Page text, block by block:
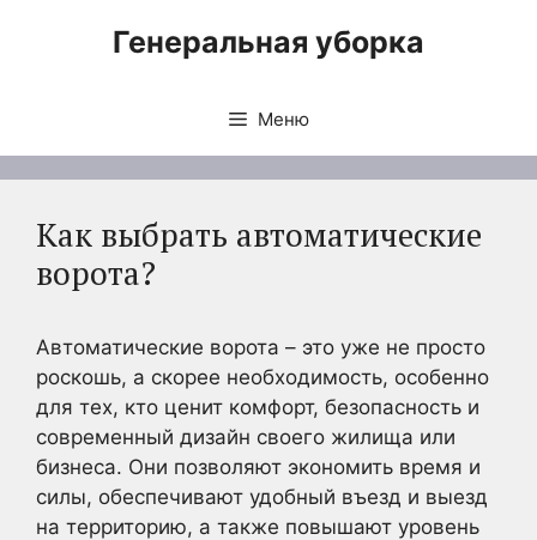
Генеральная уборка
Меню
Как выбрать автоматические
ворота?
Автоматические ворота – это уже не просто
роскошь, а скорее необходимость, особенно
для тех, кто ценит комфорт, безопасность и
современный дизайн своего жилища или
бизнеса. Они позволяют экономить время и
силы, обеспечивают удобный въезд и выезд
на территорию, а также повышают уровень